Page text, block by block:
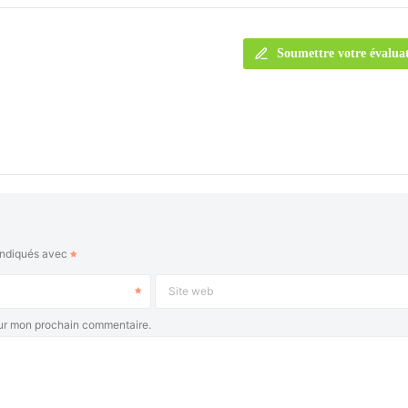
Soumettre votre
avec
Site web
mon prochain commentaire.